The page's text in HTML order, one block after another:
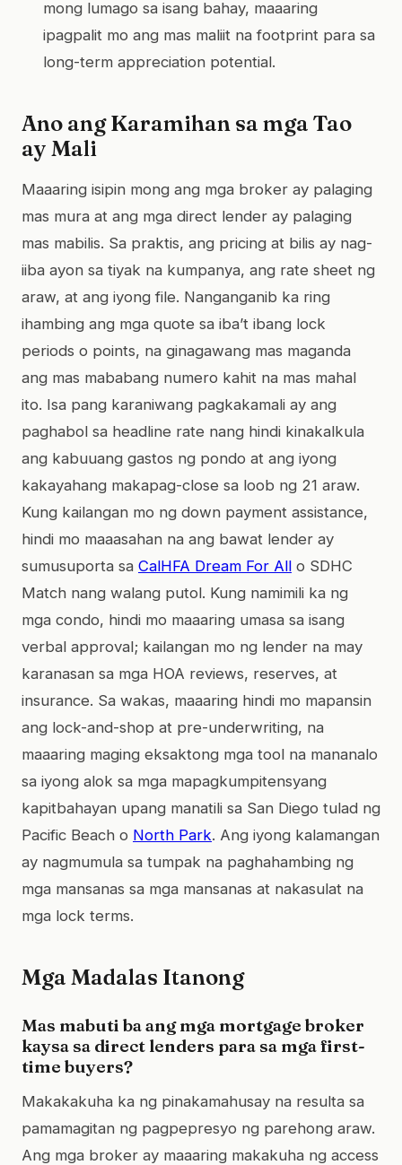
mong lumago sa isang bahay, maaaring
ipagpalit mo ang mas maliit na footprint para sa
long-term appreciation potential.
Ano ang Karamihan sa mga Tao
ay Mali
Maaaring isipin mong ang mga broker ay palaging
mas mura at ang mga direct lender ay palaging
mas mabilis. Sa praktis, ang pricing at bilis ay nag-
iiba ayon sa tiyak na kumpanya, ang rate sheet ng
araw, at ang iyong file. Nanganganib ka ring
ihambing ang mga quote sa iba’t ibang lock
periods o points, na ginagawang mas maganda
ang mas mababang numero kahit na mas mahal
ito. Isa pang karaniwang pagkakamali ay ang
paghabol sa headline rate nang hindi kinakalkula
ang kabuuang gastos ng pondo at ang iyong
kakayahang makapag-close sa loob ng 21 araw.
Kung kailangan mo ng down payment assistance,
hindi mo maaasahan na ang bawat lender ay
sumusuporta sa CalHFA Dream For All o SDHC
Match nang walang putol. Kung namimili ka ng
mga condo, hindi mo maaaring umasa sa isang
verbal approval; kailangan mo ng lender na may
karanasan sa mga HOA reviews, reserves, at
insurance. Sa wakas, maaaring hindi mo mapansin
ang lock-and-shop at pre-underwriting, na
maaaring maging eksaktong mga tool na mananalo
sa iyong alok sa mga mapagkumpitensyang
kapitbahayan upang manatili sa San Diego tulad ng
Pacific Beach o North Park. Ang iyong kalamangan
ay nagmumula sa tumpak na paghahambing ng
mga mansanas sa mga mansanas at nakasulat na
mga lock terms.
Mga Madalas Itanong
Mas mabuti ba ang mga mortgage broker
kaysa sa direct lenders para sa mga first-
time buyers?
Makakakuha ka ng pinakamahusay na resulta sa
pamamagitan ng pagpepresyo ng parehong araw.
Ang mga broker ay maaaring makakuha ng access